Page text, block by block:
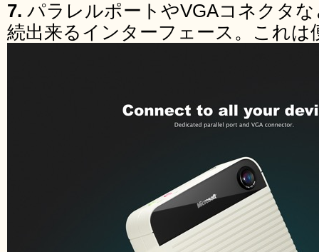
7. パラレルポートやVGAコネクタ
続出来るインターフェース。これ